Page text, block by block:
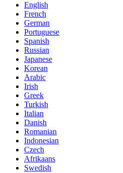
English
French
German
Portuguese
Spanish
Russian
Japanese
Korean
Arabic
Irish
Greek
Turkish
Italian
Danish
Romanian
Indonesian
Czech
Afrikaans
Swedish